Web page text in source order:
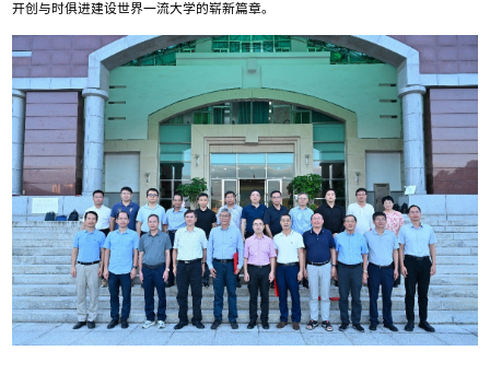
开创与时俱进建设世界一流大学的崭新篇章。